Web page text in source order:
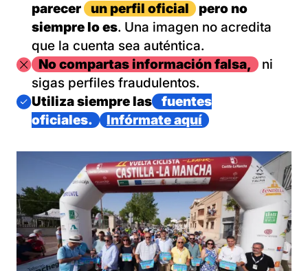
parecer
un perfil oficial
pero no
siempre lo es. Una imagen no acredita
que la cuenta sea auténtica.
ImagenNo compartas información falsa,
ni
sigas perfiles fraudulentos.
Imagen
Utiliza siempre las
fuentes
oficiales.
Infórmate aquí